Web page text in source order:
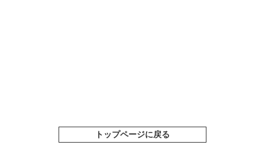
トップページに戻る